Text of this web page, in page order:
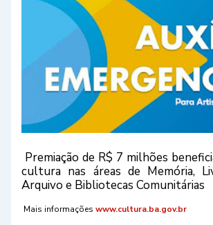
Premiação de R$ 7 milhões
cultura nas áreas de Memória,
Arquivo e Bibliotecas Comunitárias
Mais informações www.cultura.ba.gov.br